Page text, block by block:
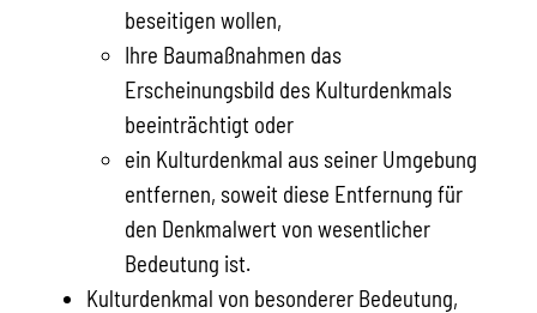
beseitigen wollen,
Ihre Baumaßnahmen das
Erscheinungsbild des Kulturdenkmals
beeinträchtigt oder
ein Kulturdenkmal aus seiner Umgebung
entfernen, soweit diese Entfernung für
den Denkmalwert von wesentlicher
Bedeutung ist.
Kulturdenkmal von besonderer Bedeutung,